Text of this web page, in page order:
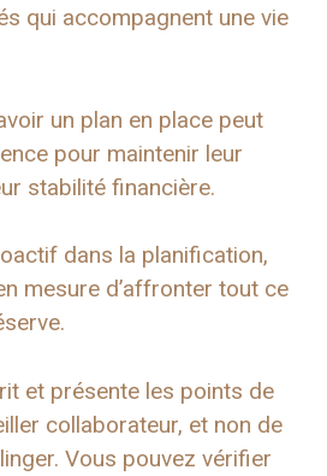
qui accompagnent une vie
un plan en place peut
pour maintenir leur
stabilité financière.
dans la planification,
mesure d’affronter tout ce
et présente les points de
collaborateur, et non de
Vous pouvez vérifier